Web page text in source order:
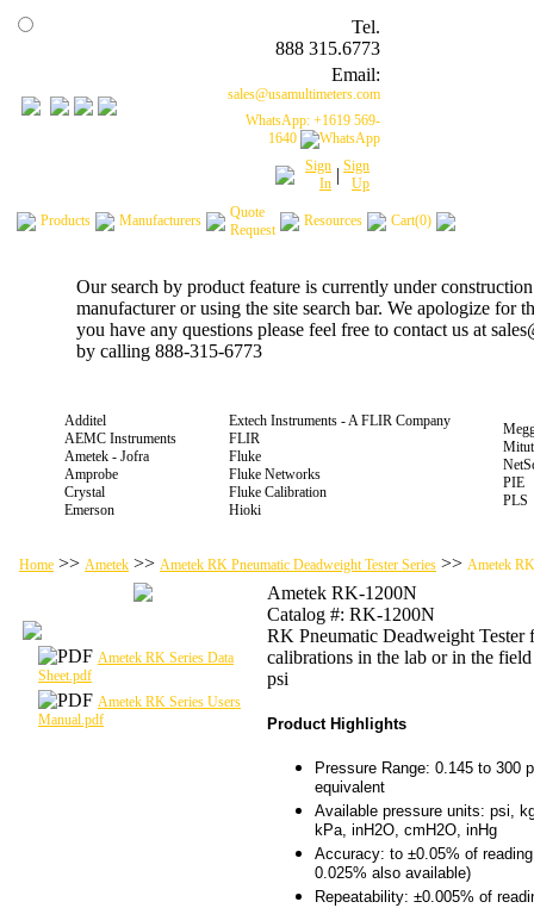
Tel.
888 315.6773
Email:
sales@usamultimeters.com
WhatsApp: +1619 569-
1640
Sign
In | Sign
Up
Products Manufacturers
Quote
Request
Resources Cart(0)
Our search by product feature is currently under
manufacturer or using the site search bar. We apologize for
you have any questions please feel free to contact us at
by calling 888-315-6773
Additel
AEMC Instruments
Ametek - Jofra
Amprobe
Crystal
Emerson
Extech Instruments - A FLIR Company
FLIR
Fluke
Fluke Networks
Fluke Calibration
Hioki
PIE
PLS
Home >> Ametek >> Ametek RK Pneumatic Deadweight Tester Series >> Ametek
Ametek RK Series Data
Sheet.pdf
Ametek RK Series Users
Manual.pdf
Ametek RK-1200N
Catalog #: RK-1200N
RK Pneumatic Deadweight Tester
calibrations in the lab or in the
psi
Product Highlights
Pressure Range: 0.145 to 300
equivalent
Available pressure units: psi,
kPa, inH2O, cmH2O, inHg
Accuracy: to ±0.05% of
0.025% also available)
Repeatability: ±0.005% of